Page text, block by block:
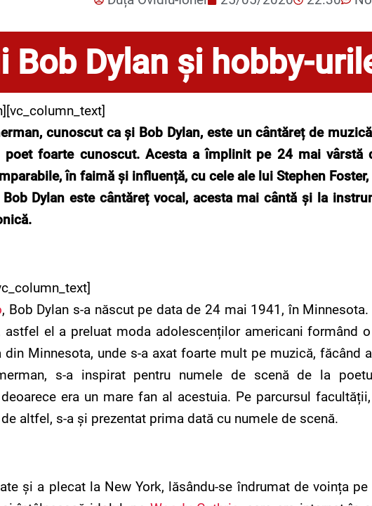
Bob Dylan și hobby-
cunoscut ca și Bob Dylan, este un cântăreț de
foarte cunoscut. Acesta a împlinit pe 24 mai
în faimă și influență, cu cele ale lui Stephen
Dylan este cântăreț vocal, acesta mai cântă și la
, Bob Dylan s-a născut pe data de 24 mai 1941, în
astfel el a preluat moda adolescenților americani formând
din Minnesota, unde s-a axat foarte mult pe muzică, făcând
s-a inspirat pentru numele de scenă de la
era un mare fan al acestuia. Pe parcursul
altfel, s-a și prezentat prima dată cu numele de scenă.
și a plecat la New York, lăsându-se îndrumat de voința